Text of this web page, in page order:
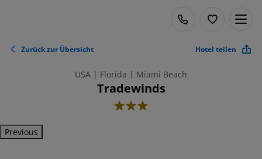
Zurück zur Übersicht Hotel teilen
USA | Florida | Miami Beach
Tradewinds
3
Previous